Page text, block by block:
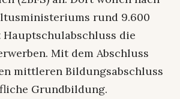
rund 9.600
die
Mit dem Abschluss
mittleren Bildungsabschluss
Grundbildung.